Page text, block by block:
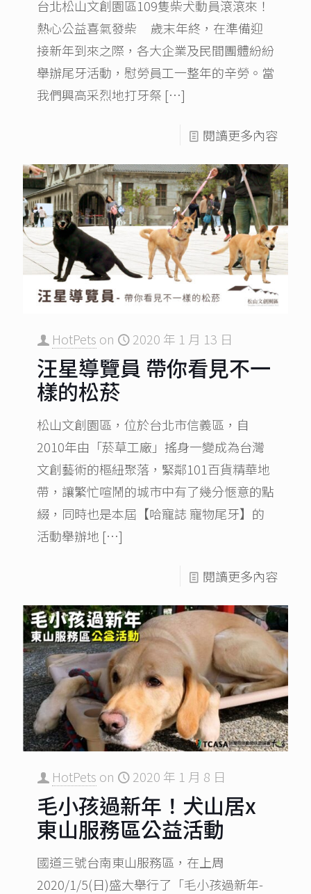
台北松山文創園區109隻柴犬動員滾滾來！
熱心公益喜氣發柴 歲末年終，在準備迎
接新年到來之際，各大企業及民間團體紛紛
舉辦尾牙活動，慰勞員工一整年的辛勞。當
我們興高采烈地打牙祭 […]
閱讀更多內容
HotPets on 2020 年 1 月 13 日
汪星導覽員 帶你看見不一
樣的松菸
松山文創園區，位於台北市信義區，自
2010年由「菸草工廠」搖身一變成為台灣
文創藝術的樞紐聚落，緊鄰101百貨精華地
帶，讓繁忙喧鬧的城市中有了幾分愜意的點
綴，同時也是本屆【哈寵誌 寵物尾牙】的
活動舉辦地 […]
閱讀更多內容
HotPets on 2020 年 1 月 8 日
毛小孩過新年！犬山居x
東山服務區公益活動
國道三號台南東山服務區，在上周
2020/1/5(日)盛大舉行了「毛小孩過新年-